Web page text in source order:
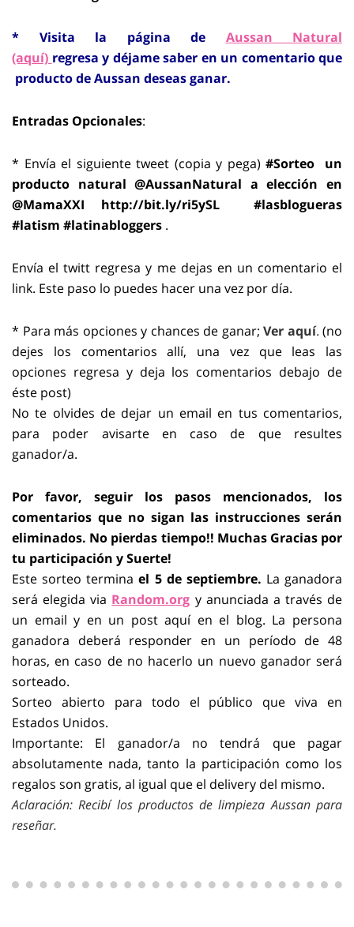
* Visita la página de
Aussan Natural
(aquí) regresa y déjame saber en un comentario que
producto de Aussan deseas ganar.
Entradas Opcionales:
* Envía el siguiente tweet (copia y pega) #Sorteo un
producto natural @AussanNatural a elección en
@MamaXXI http://bit.ly/ri5ySL #lasblogueras
#latism #latinabloggers .
Envía el twitt regresa y me dejas en un comentario el
link. Este paso lo puedes hacer una vez por día.
* Para más opciones y chances de ganar; Ver aquí. (no
dejes los comentarios allí, una vez que leas las
opciones regresa y deja los comentarios debajo de
éste post)
No te olvides de dejar un email en tus comentarios,
para poder avisarte en caso de que resultes
ganador/a.
Por favor, seguir los pasos mencionados, los
comentarios que no sigan las instrucciones serán
eliminados. No pierdas tiempo!! Muchas Gracias por
tu participación y Suerte!
Este sorteo termina el 5 de septiembre. La ganadora
será elegida via Random.org y anunciada a través de
un email y en un post aquí en el blog. La persona
ganadora deberá responder en un período de 48
horas, en caso de no hacerlo un nuevo ganador será
sorteado.
Sorteo abierto para todo el público que viva en
Estados Unidos.
Importante: El ganador/a no tendrá que pagar
absolutamente nada, tanto la participación como los
regalos son gratis, al igual que el delivery del mismo.
Aclaración: Recibí los productos de limpieza Aussan para
reseñar.